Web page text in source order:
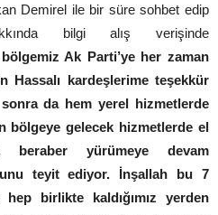
Demirel ile bir süre sohbet edip
bilgi alış verişinde
Ak Parti’ye her zaman
Hassalı kardeşlerime teşekkür
da hem yerel hizmetlerde
bölgeye gelecek hizmetlerde el
beraber yürümeye devam
teyit ediyor. İnşallah bu 7
birlikte kaldığımız yerden